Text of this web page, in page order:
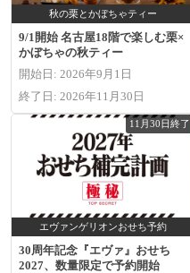
秋の栗とかぼちゃティー
9/1開始 名古屋18階で楽しむ栗×
かぼちゃの秋ティー
開始日: 2026年9月1日
終了日: 2026年11月30日
11月30日終了
エヴァンゲリオンおせち予約
30周年記念『エヴァ』おせち
2027、数量限定で予約開始